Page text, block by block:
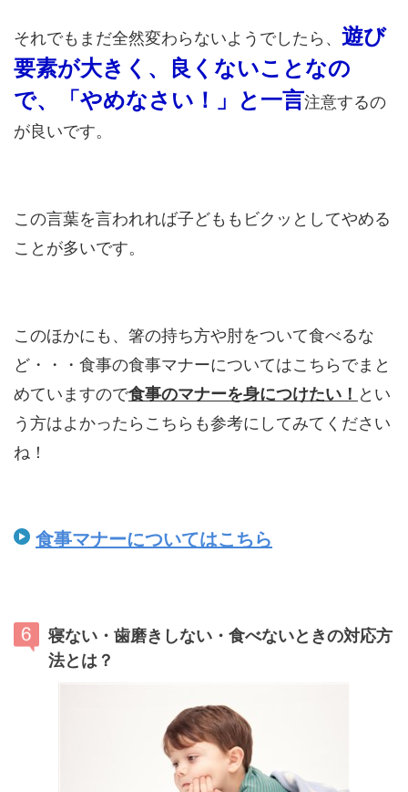
それでもまだ全然変わらないようでしたら、 遊び
要素が大きく、良くないことなの
で、「やめなさい！」と一言注意するの
が良いです。
この言葉を言われれば子どももビクッとしてやめる
ことが多いです。
このほかにも、箸の持ち方や肘をついて食べるな
ど・・・食事の食事マナーについてはこちらでまと
めていますので食事のマナーを身につけたい！ とい
う方はよかったらこちらも参考にしてみてください
ね！
食事マナーについてはこちら
寝ない・歯磨きしない・食べないときの対応方
法とは？